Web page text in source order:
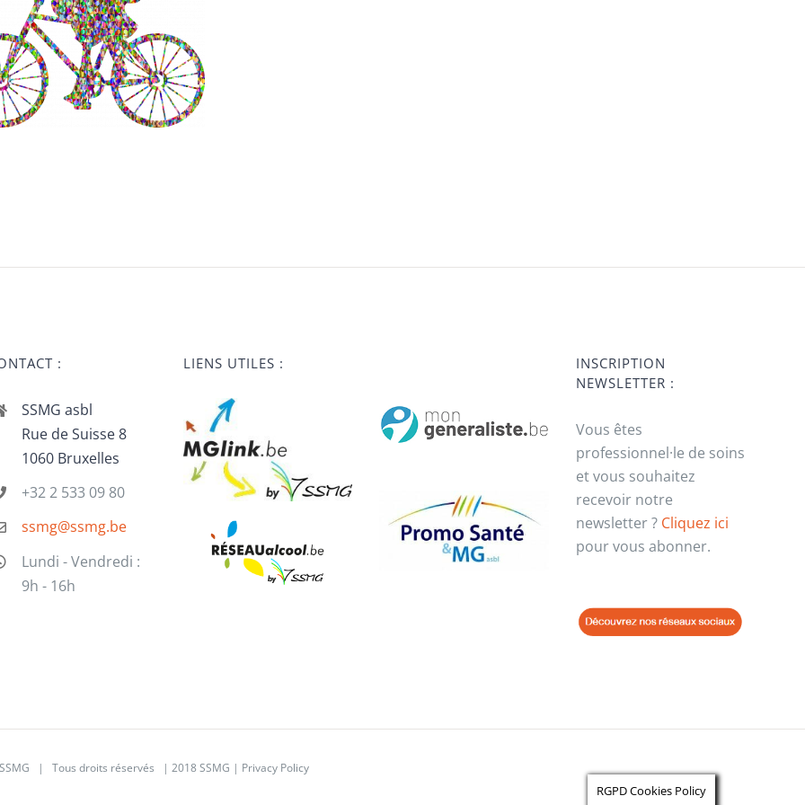
:
SSMG asbl
Rue de Suisse 8
1060 Bruxelles
+32 2 533 09 80
ssmg@ssmg.be
Lundi - Vendredi :
9h - 16h
LIENS UTILES :
INSCRIPTION
NEWSLETTER :
Vous êtes
professionnel·le de soins
et vous souhaitez
recevoir notre
newsletter ? Cliquez ici
pour vous abonner.
| Tous droits réservés | 2018 SSMG | Privacy Policy
RGPD Cookies Policy